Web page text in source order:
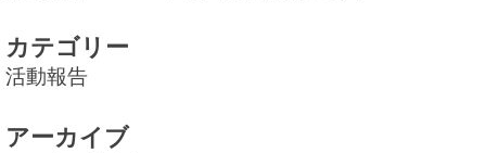
カテゴリー
活動報告
アーカイブ